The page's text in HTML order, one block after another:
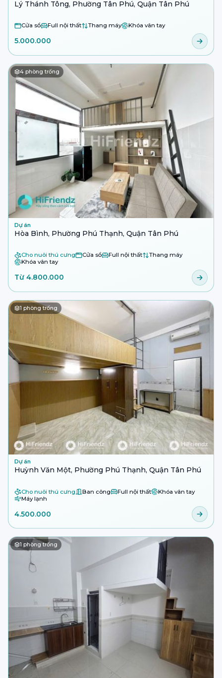
Lý Thánh Tông, Phường Tân Phú, Quận Tân Phú
Cửa sổ Full nội thất Thang máy Khóa vân tay
5.000.000
4 phòng trống
Dự án
Hòa Bình, Phường Phú Thạnh, Quận Tân Phú
Cho nuôi thú cưng Cửa sổ Full nội thất
Thang máy
Khóa vân tay
Từ 4.800.000
1 phòng trống
Dự án
Huỳnh Văn Một, Phường Phú Thạnh, Quận Tân Phú
Cho nuôi thú cưng Ban công Full nội thất
Khóa vân tay
Máy lạnh
4.500.000
1 phòng trống